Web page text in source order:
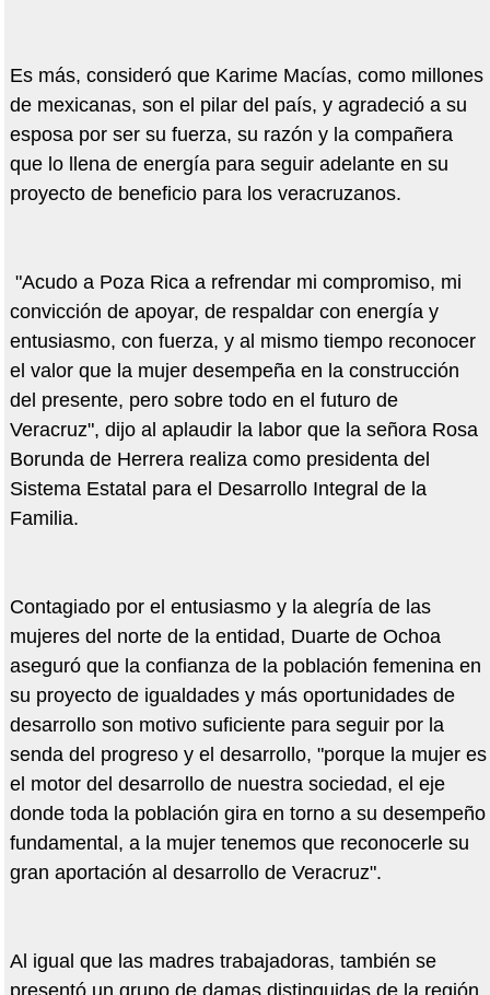
Es más, consideró que Karime Macías, como millones
de mexicanas, son el pilar del país, y agradeció a su
esposa por ser su fuerza, su razón y la compañera
que lo llena de energía para seguir adelante en su
proyecto de beneficio para los veracruzanos.
"Acudo a Poza Rica a refrendar mi compromiso, mi
convicción de apoyar, de respaldar con energía y
entusiasmo, con fuerza, y al mismo tiempo reconocer
el valor que la mujer desempeña en la construcción
del presente, pero sobre todo en el futuro de
Veracruz", dijo al aplaudir la labor que la señora Rosa
Borunda de Herrera realiza como presidenta del
Sistema Estatal para el Desarrollo Integral de la
Familia.
Contagiado por el entusiasmo y la alegría de las
mujeres del norte de la entidad, Duarte de Ochoa
aseguró que la confianza de la población femenina en
su proyecto de igualdades y más oportunidades de
desarrollo son motivo suficiente para seguir por la
senda del progreso y el desarrollo, "porque la mujer es
el motor del desarrollo de nuestra sociedad, el eje
donde toda la población gira en torno a su desempeño
fundamental, a la mujer tenemos que reconocerle su
gran aportación al desarrollo de Veracruz".
Al igual que las madres trabajadoras, también se